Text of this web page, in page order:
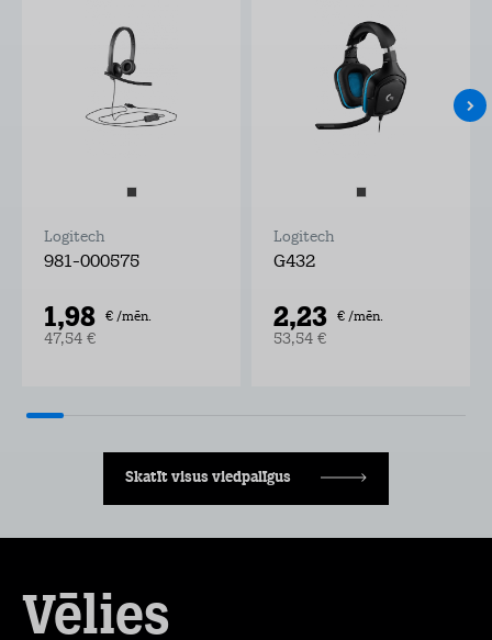
Logitech
981-000575
1,98 € /mēn.
47,54 €
Logitech
G432
2,23 € /mēn.
53,54 €
Skatīt visus viedpalīgus
Vēlies